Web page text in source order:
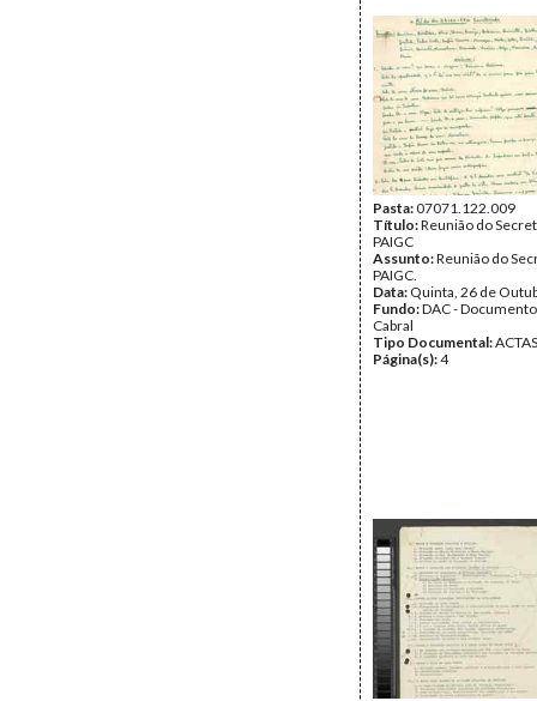
Quinara.
Data:Outubro de 1966
Fundo:
DAC -
Cabral
Tipo Documental:ACTAS
Página(s):51
Pasta:07071.122.009
Título:Reunião do
PAIGC
Assunto:Reunião do
PAIGC.
Data: Quinta, 26 de
Fundo:DAC -
Cabral
Tipo Documental:ACTAS
Página(s):4